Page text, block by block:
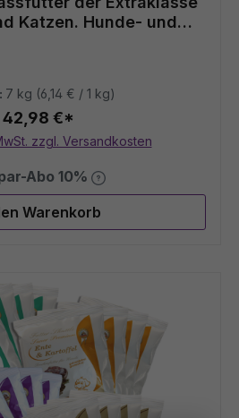
Katzen. Hunde- und
7 kg (6,14 € / 1 kg)
42,98 €*
zzgl. Versandkosten
Abo 10%
Warenkorb